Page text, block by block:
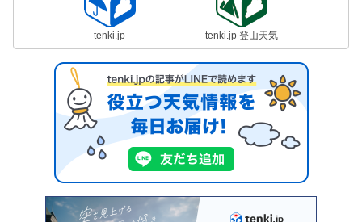
tenki.jp tenki.jp 登山天気